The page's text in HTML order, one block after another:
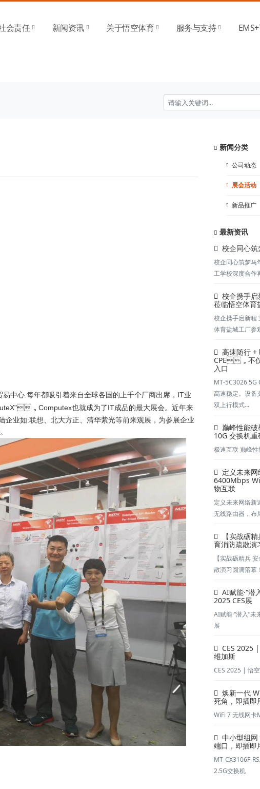
官方平台
会责任 新闻资讯 关于悟空体育 服务与支持
中心.每年都吸引着来自全球各国的上千个厂商出席，IT业
，Computex也就成为了IT成品的最大展会。 近年来
业如:联想、北大方正、清华紫光等前来观展，为参展企业
新闻分类
公司动态
展会活动
新品推广
最新资讯
校企同心
校企同心筑梦马
工学校深度合作
校企携手
莅临悟空体育
校企携手启新程
体育盐城工厂参
高速随行 +
CPE，不仅
入口
MT-5C3026 5G
高速稳定。设
双上行模式...
巅峰性能破
10G 交换机重磅
极速互联 巅峰性能
定义未来
6400Mbps
物互联
定义未来网络
无线路由器，
【实战砺
育消防疏散演
【实战砺精兵
散演习圆满落幕！
AI赋能·“潜
2025 CES展
AI赋能·“潜入”
展
CES 2025
维加斯
CES 2025 | 悟
焕新一代
死角，即插
WiFi 7 无线网卡
中小型组网
端口，即插
MT-CX3106F-
2.5G交换机